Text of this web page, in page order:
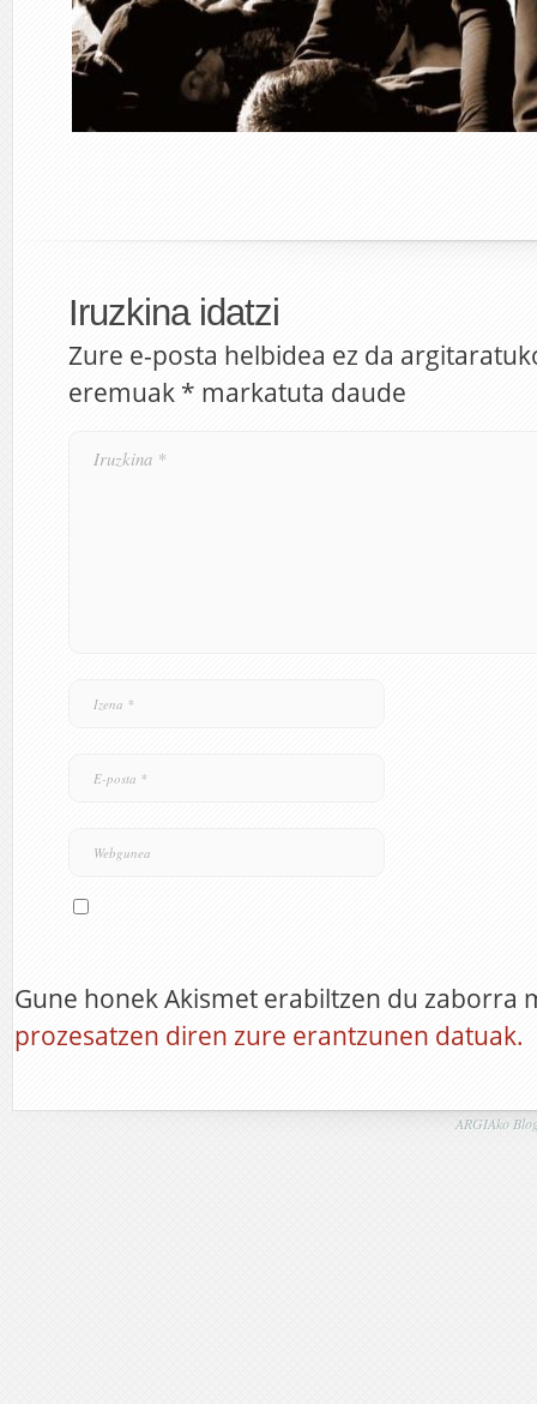
Iruzkina idatzi
Zure e-posta helbidea ez da
eremuak * markatuta daude
Gune honek Akismet erabiltzen du zaborra
prozesatzen diren zure erantzunen datuak.
ARGIAko